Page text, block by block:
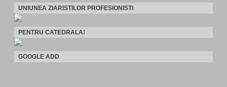
UNIUNEA ZIARISTILOR PROFESIONISTI
PENTRU CATEDRALA!
GOOGLE ADD